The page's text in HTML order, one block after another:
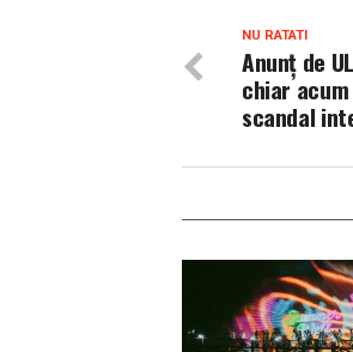
NU RATATI
Anunț de
chiar acum
scandal